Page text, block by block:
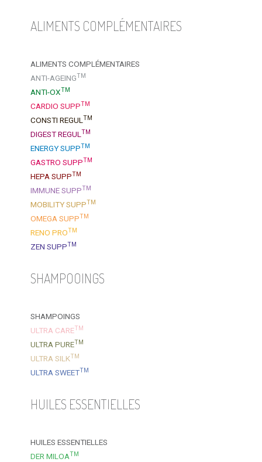
ALIMENTS COMPLÉMENTAIRES
ALIMENTS COMPLÉMENTAIRES
ANTI-AGEINGTM
ANTI-OXTM
CARDIO SUPPTM
CONSTI REGULTM
DIGEST REGULTM
ENERGY SUPPTM
GASTRO SUPPTM
HEPA SUPPTM
IMMUNE SUPPTM
MOBILITY SUPPTM
OMEGA SUPPTM
RENO PROTM
ZEN SUPPTM
SHAMPOOINGS
SHAMPOINGS
ULTRA CARETM
ULTRA PURETM
ULTRA SILKTM
ULTRA SWEETTM
HUILES ESSENTIELLES
HUILES ESSENTIELLES
DER MILOATM